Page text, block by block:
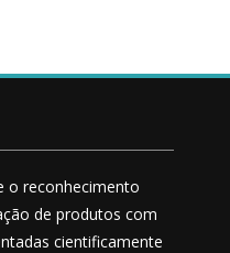
o reconhecimento
de produtos com
cientificamente